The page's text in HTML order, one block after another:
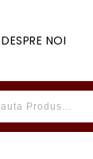
DESPRE NOI